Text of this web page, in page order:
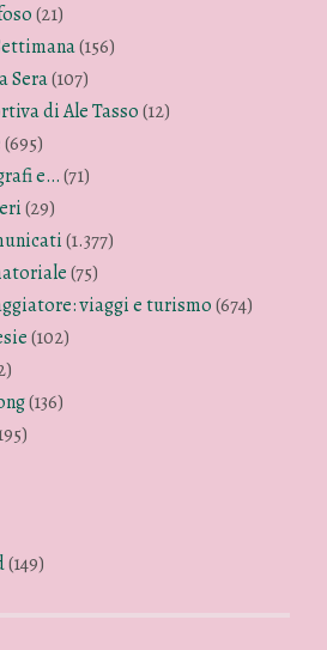
(21)
(156)
Sera(107)
di Ale Tasso(12)
(695)
e…(71)
(29)
(1.377)
(75)
viaggi e turismo(674)
(102)
(136)
(149)